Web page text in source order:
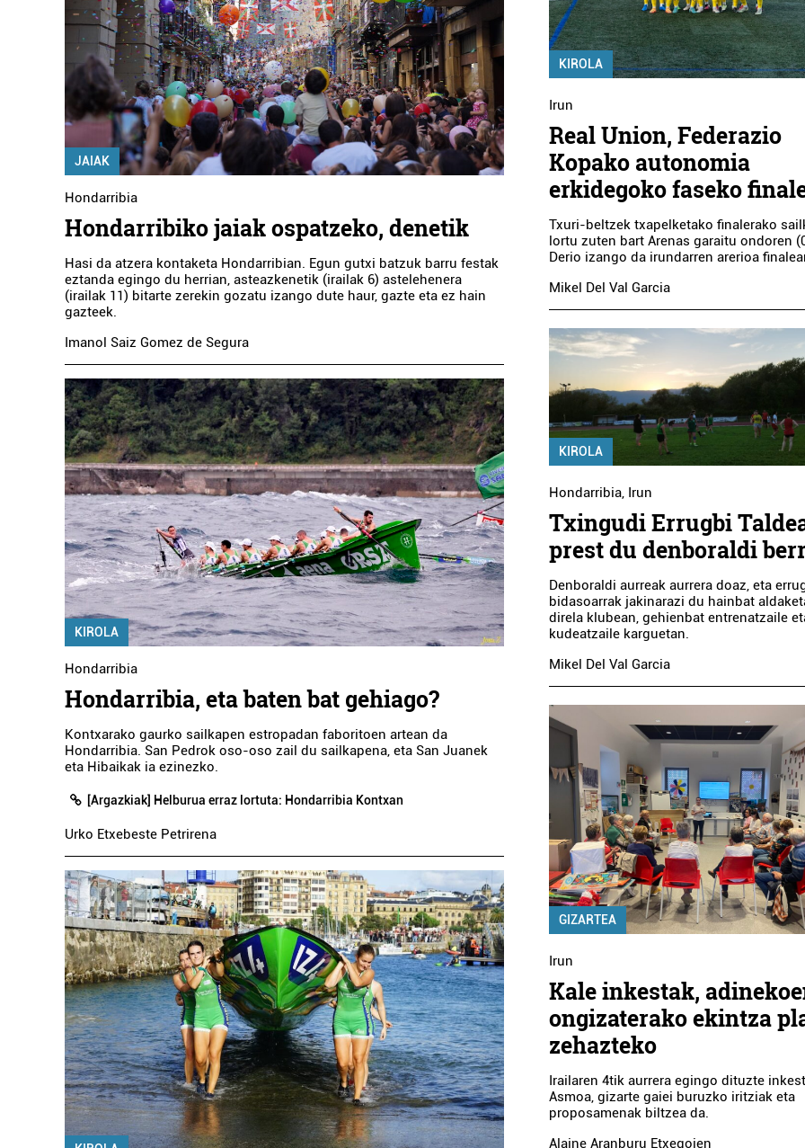
JAIAK
Hondarribia
Hondarribiko jaiak ospatzeko, denetik
Hasi da atzera kontaketa Hondarribian. Egun gutxi batzuk barru festak
eztanda egingo du herrian, asteazkenetik (irailak 6) astelehenera
(irailak 11) bitarte zerekin gozatu izango dute haur, gazte eta ez hain
gazteek.
Imanol Saiz Gomez de Segura
KIROLA
Hondarribia
Hondarribia, eta baten bat gehiago?
Kontxarako gaurko sailkapen estropadan faboritoen artean da
Hondarribia. San Pedrok oso-oso zail du sailkapena, eta San Juanek
eta Hibaikak ia ezinezko.
[Argazkiak] Helburua erraz lortuta: Hondarribia Kontxan
Urko Etxebeste Petrirena
KIROLA
Irun
Real Union, Federazio
Kopako autonomia
erkidegoko faseko
Txuri-beltzek txapelketako finalerako
lortu zuten bart Arenas garaitu ondoren
Derio izango da irundarren arerioa
Mikel Del Val Garcia
KIROLA
Hondarribia, Irun
Txingudi Errugbi
prest du denboraldi
Denboraldi aurreak aurrera doaz, eta
bidasoarrak jakinarazi du hainbat
direla klubean, gehienbat entrenatzaile
kudeatzaile karguetan.
Mikel Del Val Garcia
GIZARTEA
Irun
Kale inkestak,
ongizaterako ekintza
zehazteko
Irailaren 4tik aurrera egingo dituzte
Asmoa, gizarte gaiei buruzko iritziak eta
proposamenak biltzea da.
Alaine Aranburu Etxegoien